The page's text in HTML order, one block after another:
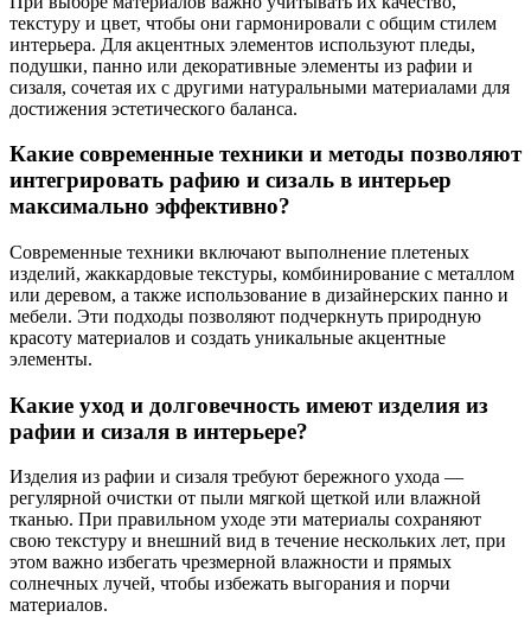
текстуру и цвет, чтобы они гармонировали с общим стилем
интерьера. Для акцентных элементов используют пледы,
подушки, панно или декоративные элементы из рафии и
сизаля, сочетая их с другими натуральными материалами для
достижения эстетического баланса.
Какие современные техники и методы позволяют
интегрировать рафию и сизаль в интерьер
максимально эффективно?
Современные техники включают выполнение плетеных
изделий, жаккардовые текстуры, комбинирование с металлом
или деревом, а также использование в дизайнерских панно и
мебели. Эти подходы позволяют подчеркнуть природную
красоту материалов и создать уникальные акцентные
элементы.
Какие уход и долговечность имеют изделия из
рафии и сизаля в интерьере?
Изделия из рафии и сизаля требуют бережного ухода —
регулярной очистки от пыли мягкой щеткой или влажной
тканью. При правильном уходе эти материалы сохраняют
свою текстуру и внешний вид в течение нескольких лет, при
этом важно избегать чрезмерной влажности и прямых
солнечных лучей, чтобы избежать выгорания и порчи
материалов.